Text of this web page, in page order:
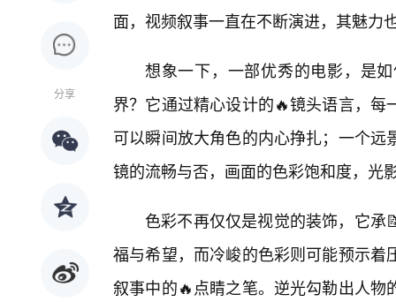
分享
面，视频叙事一直在不断演进，其魅力
想象一下，一部优秀的电影，是
界？它通过精心设计的🔥镜头语言，
可以瞬间放大角色的内心挣扎；一个
镜的流畅与否，画面的色彩饱和度，光
色彩不再仅仅是视觉的装饰，它
福与希望，而冷峻的色彩则可能预示
叙事中的🔥点睛之笔。逆光勾勒出人